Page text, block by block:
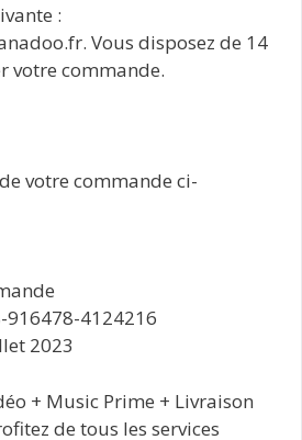
:
Vous disposez de 14
votre commande.
votre commande ci-
916478-4124216
2023
+ Music Prime + Livraison
de tous les services